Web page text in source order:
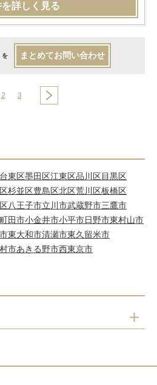
詳しく見る
を まとめてお問い合わせ
2 3
台東区墨田区江東区品川区目黒区
杉並区豊島区北区荒川区板橋区
八王子市立川市武蔵野市三鷹市
町田市小金井市小平市日野市東村山市
東大和市清瀬市東久留米市
市あきる野市西東京市